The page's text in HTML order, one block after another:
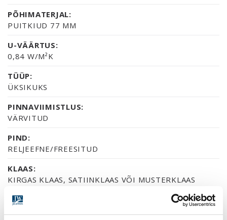
PÕHIMATERJAL:
PUITKIUD 77 MM
U-VÄÄRTUS:
0,84 W/M²K
TÜÜP:
ÜKSIKUKS
PINNAVIIMISTLUS:
VÄRVITUD
PIND:
RELJEEFNE/FREESITUD
KLAAS:
KIRGAS KLAAS, SATIINKLAAS VÕI MUSTERKLAAS